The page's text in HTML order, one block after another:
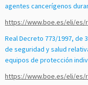
agentes cancerígenos
https://www.boe.es/eli/es/
Real Decreto 773/1997, de
de seguridad y salud
equipos de protección
https://www.boe.es/eli/es/